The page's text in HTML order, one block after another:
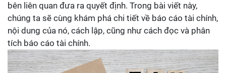
bên liên quan đưa ra quyết định. Trong bài viết này,
chúng ta sẽ cùng khám phá chi tiết về báo cáo tài chính,
nội dung của nó, cách lập, cũng như cách đọc và phân
tích báo cáo tài chính.